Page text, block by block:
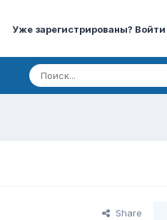
Уже зарегистрированы? Войти
Share